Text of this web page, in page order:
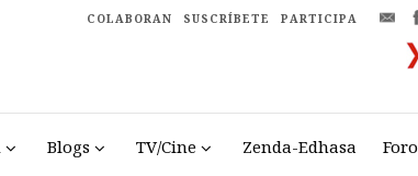
COLABORAN SUSCRÍBETE PARTICIPA
Blogs TV/Cine Zenda-Edhasa Foro